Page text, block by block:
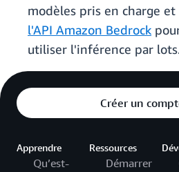
modèles pris en charge et
l'API Amazon Bedrock
utiliser l'inférence par
Créer un
Apprendre
Qu’est-
Ressources
Démarrer